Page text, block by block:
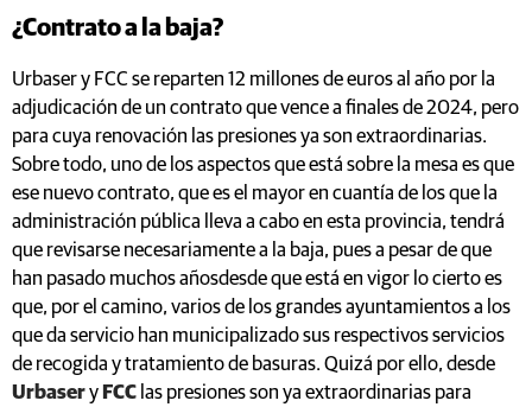
¿Contrato a la baja?
Urbaser y FCC se reparten 12 millones de euros al año por la
adjudicación de un contrato que vence a finales de 2024, pero
para cuya renovación las presiones ya son extraordinarias.
Sobre todo, uno de los aspectos que está sobre la mesa es que
ese nuevo contrato, que es el mayor en cuantía de los que la
administración pública lleva a cabo en esta provincia, tendrá
que revisarse necesariamente a la baja, pues a pesar de que
han pasado muchos añosdesde que está en vigor lo cierto es
que, por el camino, varios de los grandes ayuntamientos a los
que da servicio han municipalizado sus respectivos servicios
de recogida y tratamiento de basuras. Quizá por ello, desde
Urbasery FCC las presiones son ya extraordinarias para